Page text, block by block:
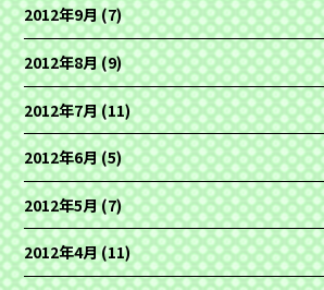
2012年9月(7)
2012年8月(9)
2012年7月(11)
2012年6月(5)
2012年5月(7)
2012年4月(11)